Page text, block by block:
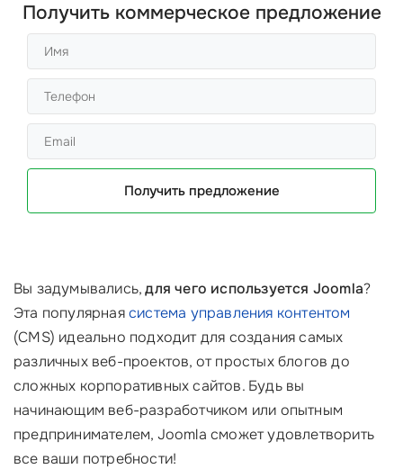
Получить коммерческое предложение
Получить предложение
Вы задумывались,для чего используется Joomla?
Эта популярнаясистема управления контентом
(CMS) идеально подходит для создания самых
различных веб-проектов, от простых блогов до
сложных корпоративных сайтов. Будь вы
начинающим веб-разработчиком или опытным
предпринимателем, Joomla сможет удовлетворить
все ваши потребности!